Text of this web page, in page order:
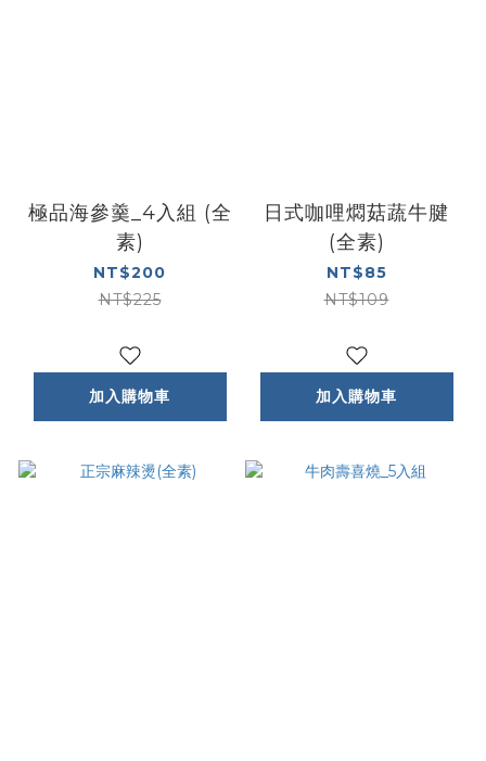
極品海參羹_4入組 (全
素)
NT$200
NT$225
加入購物車
日式咖哩燜菇蔬牛腱
(全素)
NT$85
NT$109
加入購物車